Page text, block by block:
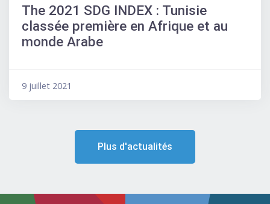
The 2021 SDG INDEX : Tunisie
classée première en Afrique et au
monde Arabe
9 juillet 2021
Plus d'actualités